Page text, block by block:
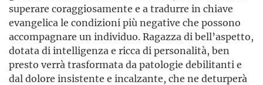
superare coraggiosamente e a tradurre in chiave
evangelica le condizioni più negative che possono
accompagnare un individuo. Ragazza di bell’aspetto,
dotata di intelligenza e ricca di personalità, ben
presto verrà trasformata da patologie debilitanti e
dal dolore insistente e incalzante, che ne deturperà